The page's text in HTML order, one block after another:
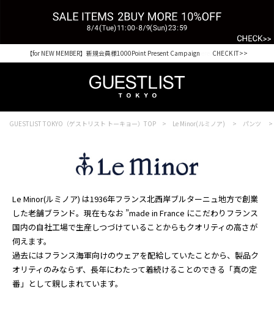
Shopping from outside Japan? Visit our Global Site here. >>
【for NEW MEMBER】新規会員様1000Point Present Campaign CHECK IT>>
GUESTLIST TOKYO（ゲストリスト トーキョー）TOP Le Minor(ルミノア) パンツ
Le Minor(ルミノア) は1936年フランス北西岸ブルターニュ地方で創業
した老舗ブランド。現在もなお ”made in France にこだわりフランス
国内の自社工場で生産しつづけていることからもクオリティの高さが
伺えます。
過去にはフランス海軍向けのウェアを配給していたことから、製品ク
オリティのみならず、長年にわたって着続けることのできる「真の定
番」として親しまれています。